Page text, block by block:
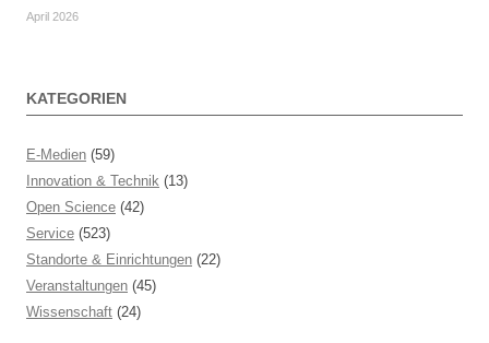
April 2026
KATEGORIEN
E-Medien (59)
Innovation & Technik (13)
Open Science (42)
Service (523)
Standorte & Einrichtungen (22)
Veranstaltungen (45)
Wissenschaft (24)